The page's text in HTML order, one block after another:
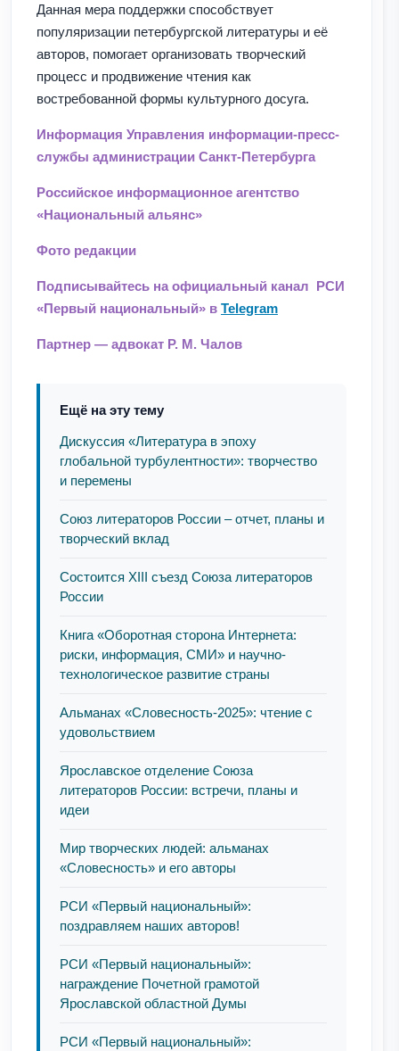
Данная мера поддержки способствует
популяризации петербургской литературы и её
авторов, помогает организовать творческий
процесс и продвижение чтения как
востребованной формы культурного досуга.
Информация Управления информации-пресс-
службы администрации Санкт-Петербурга
Российское информационное агентство
«Национальный альянс»
Фото редакции
Подписывайтесь на официальный канал РСИ
«Первый национальный» в Telegram
Партнер — адвокат Р. М. Чалов
Ещё на эту тему
Дискуссия «Литература в эпоху
глобальной турбулентности»: творчество
и перемены
Союз литераторов России – отчет, планы и
творческий вклад
Состоится XIII съезд Союза литераторов
России
Книга «Оборотная сторона Интернета:
риски, информация, СМИ» и научно-
технологическое развитие страны
Альманах «Словесность-2025»: чтение с
удовольствием
Ярославское отделение Союза
литераторов России: встречи, планы и
идеи
Мир творческих людей: альманах
«Словесность» и его авторы
РСИ «Первый национальный»:
поздравляем наших авторов!
РСИ «Первый национальный»:
награждение Почетной грамотой
Ярославской областной Думы
РСИ «Первый национальный»: